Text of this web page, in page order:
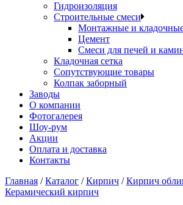
Гидроизоляция
Строительные смеси
Монтажные и
Цемент
Смеси для печей и
Кладочная сетка
Сопутствующие товары
Колпак заборный
Заводы
О компании
Фотогалерея
Шоу-рум
Акции
Оплата и доставка
Контакты
Главная /Каталог /Кирпич /Кирпич
Керамический кирпич